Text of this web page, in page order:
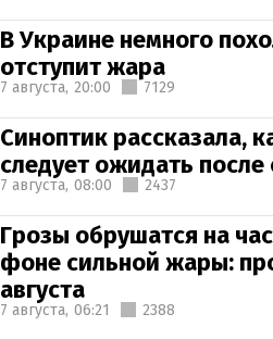
В Украине немного
отступит жара
7 августа, 20:00 7129
Синоптик рассказала,
следует ожидать
7 августа, 08:00 2437
Грозы обрушатся на
фоне сильной жары:
августа
7 августа, 06:21 2388